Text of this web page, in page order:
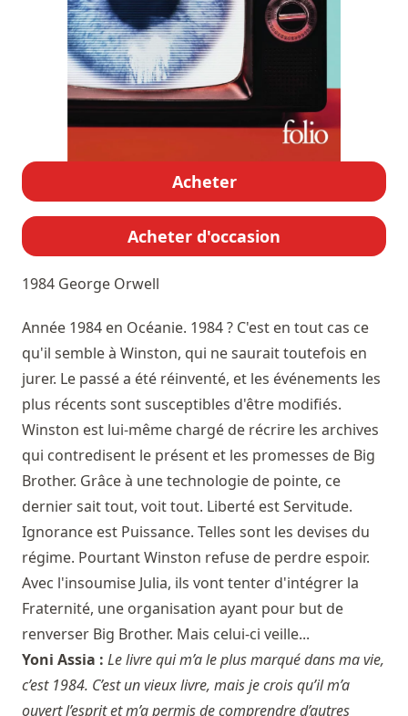
Acheter
Acheter d'occasion
1984 George Orwell
Année 1984 en Océanie. 1984 ? C'est en tout cas ce
qu'il semble à Winston, qui ne saurait toutefois en
jurer. Le passé a été réinventé, et les événements les
plus récents sont susceptibles d'être modifiés.
Winston est lui-même chargé de récrire les archives
qui contredisent le présent et les promesses de Big
Brother. Grâce à une technologie de pointe, ce
dernier sait tout, voit tout. Liberté est Servitude.
Ignorance est Puissance. Telles sont les devises du
régime. Pourtant Winston refuse de perdre espoir.
Avec l'insoumise Julia, ils vont tenter d'intégrer la
Fraternité, une organisation ayant pour but de
renverser Big Brother. Mais celui-ci veille...
Yoni Assia : Le livre qui m’a le plus marqué dans ma vie,
c’est 1984. C’est un vieux livre, mais je crois qu’il m’a
ouvert l’esprit et m’a permis de comprendre d’autres